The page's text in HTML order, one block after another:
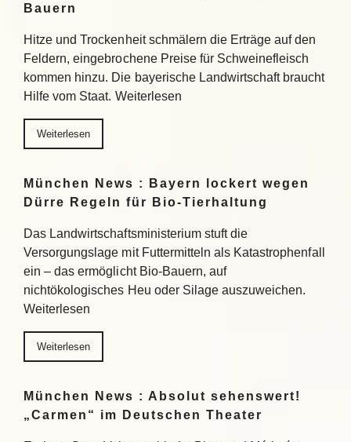
Bauern
Hitze und Trockenheit schmälern die Erträge auf den
Feldern, eingebrochene Preise für Schweinefleisch
kommen hinzu. Die bayerische Landwirtschaft braucht
Hilfe vom Staat. Weiterlesen
Weiterlesen
München News : Bayern lockert wegen
Dürre Regeln für Bio-Tierhaltung
Das Landwirtschaftsministerium stuft die
Versorgungslage mit Futtermitteln als Katastrophenfall
ein – das ermöglicht Bio-Bauern, auf
nichtökologisches Heu oder Silage auszuweichen.
Weiterlesen
Weiterlesen
München News : Absolut sehenswert!
„Carmen“ im Deutschen Theater